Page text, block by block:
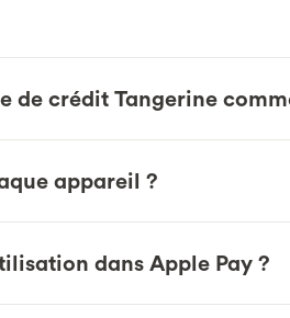
crédit Tangerine
appareil ?
dans Apple Pay ?